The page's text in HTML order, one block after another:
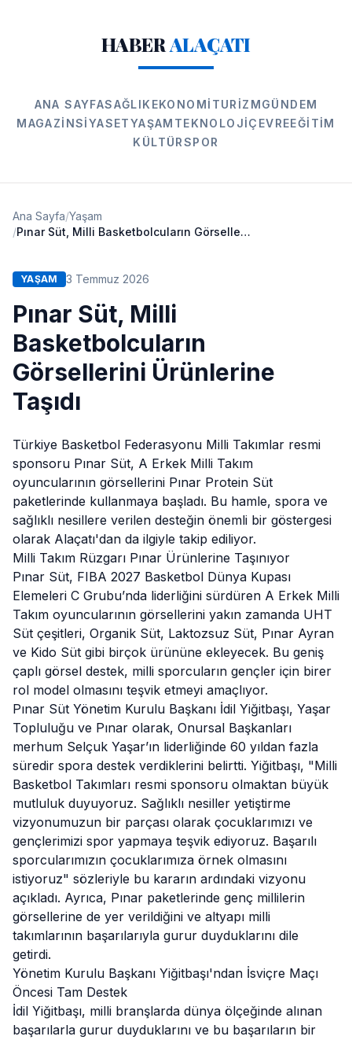
HABERALAÇATI
ANA SAYFASAĞLIK EKONOMI TURIZMGÜNDEM
MAGAZINSIYASETYAŞAM TEKNOLOJIÇEVREEĞITIM
KÜLTÜRSPOR
Ana Sayfa/Yaşam
/
Pınar Süt, Milli Basketbolcuların Görsellerini Ürünlerine Taşıdı
YAŞAM 3 Temmuz 2026
Pınar Süt, Milli
Basketbolcuların
Görsellerini Ürünlerine
Taşıdı
Türkiye Basketbol Federasyonu Milli Takımlar resmi
sponsoru Pınar Süt, A Erkek Milli Takım
oyuncularının görsellerini Pınar Protein Süt
paketlerinde kullanmaya başladı. Bu hamle, spora ve
sağlıklı nesillere verilen desteğin önemli bir göstergesi
olarak Alaçatı'dan da ilgiyle takip ediliyor.
Milli Takım Rüzgarı Pınar Ürünlerine Taşınıyor
Pınar Süt, FIBA 2027 Basketbol Dünya Kupası
Elemeleri C Grubu’nda liderliğini sürdüren A Erkek Milli
Takım oyuncularının görsellerini yakın zamanda UHT
Süt çeşitleri, Organik Süt, Laktozsuz Süt, Pınar Ayran
ve Kido Süt gibi birçok ürününe ekleyecek. Bu geniş
çaplı görsel destek, milli sporcuların gençler için birer
rol model olmasını teşvik etmeyi amaçlıyor.
Pınar Süt Yönetim Kurulu Başkanı İdil Yiğitbaşı, Yaşar
Topluluğu ve Pınar olarak, Onursal Başkanları
merhum Selçuk Yaşar’ın liderliğinde 60 yıldan fazla
süredir spora destek verdiklerini belirtti. Yiğitbaşı, "Milli
Basketbol Takımları resmi sponsoru olmaktan büyük
mutluluk duyuyoruz. Sağlıklı nesiller yetiştirme
vizyonumuzun bir parçası olarak çocuklarımızı ve
gençlerimizi spor yapmaya teşvik ediyoruz. Başarılı
sporcularımızın çocuklarımıza örnek olmasını
istiyoruz" sözleriyle bu kararın ardındaki vizyonu
açıkladı. Ayrıca, Pınar paketlerinde genç millilerin
görsellerine de yer verildiğini ve altyapı milli
takımlarının başarılarıyla gurur duyduklarını dile
getirdi.
Yönetim Kurulu Başkanı Yiğitbaşı'ndan İsviçre Maçı
Öncesi Tam Destek
İdil Yiğitbaşı, milli branşlarda dünya ölçeğinde alınan
başarılarla gurur duyduklarını ve bu başarıların bir